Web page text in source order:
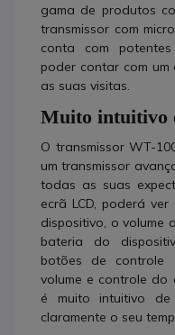
gama de produtos
transmissor com
conta com
poder contar com
as suas visitas.
Muito intuitivo
O transmissor WT-
um transmissor
todas as suas
ecrã LCD, poderá
dispositivo, o volume
bateria do
botões de controle
volume e controle do
é muito intuitivo de
claramente o seu